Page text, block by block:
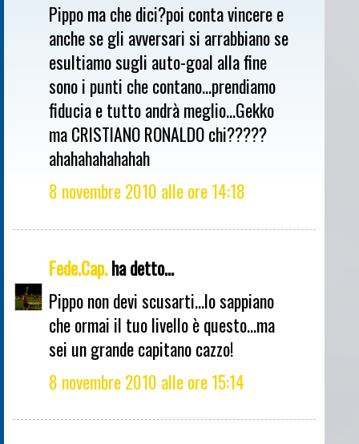
Pippo ma che dici?poi conta vincere e
anche se gli avversari si arrabbiano se
esultiamo sugli auto-goal alla fine
sono i punti che contano...prendiamo
fiducia e tutto andrà meglio...Gekko
ma CRISTIANO RONALDO chi?????
ahahahahahahah
8 novembre 2010 alle ore 14:18
Fede.Cap.ha detto...
Pippo non devi scusarti...lo sappiano
che ormai il tuo livello è questo...ma
sei un grande capitano cazzo!
8 novembre 2010 alle ore 15:14